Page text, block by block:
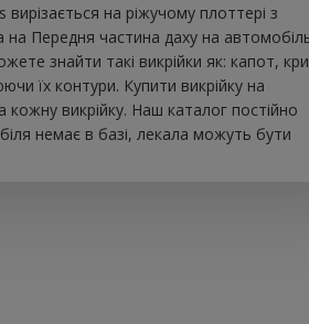
на ріжучому плоттері з
Передня частина даху на
знайти такі викрійки як: капот,
їх контури. Купити викрійку на
викрійку. Наш каталог постійно
немає в базі, лекала можуть бути